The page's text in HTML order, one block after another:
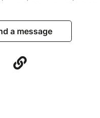
a message